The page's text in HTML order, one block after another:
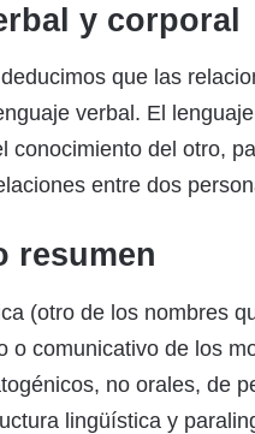
y corporal
que las
verbal. El
conocimiento del otro,
entre dos
resumen
(otro de los nombres
o comunicativo de los
no orales, de
lingüística y